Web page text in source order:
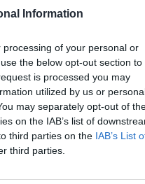
Information
of your personal or
the below opt-out section to
is processed you may
utilized by us or
may separately opt-out of
on the IAB’s list of
third parties on the IAB’s List
third parties.